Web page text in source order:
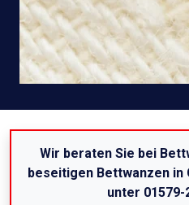
Wir beraten Sie bei
beseitigen Bettwanzen in
unter 01579-